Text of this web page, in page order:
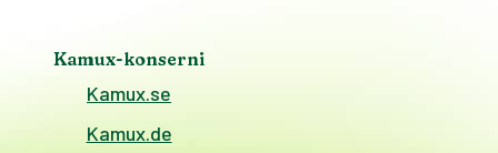
Kamux-konserni
Kamux.se
Kamux.de